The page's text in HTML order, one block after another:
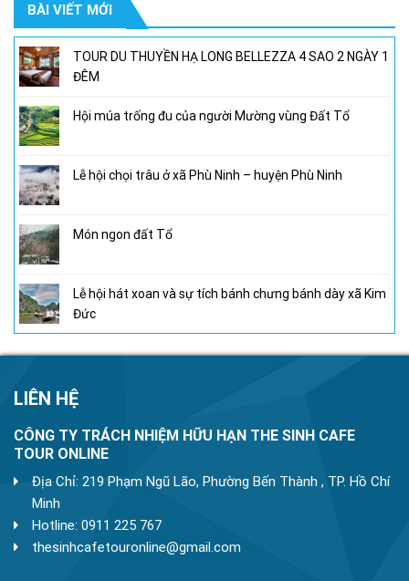
800,000₫.
BÀI VIẾT MỚI
TOUR DU THUYỀN HẠ LONG BELLEZZA 4 SAO 2 NGÀY 1
ĐÊM
Hội múa trống đu của người Mường vùng Đất Tổ
Lễ hội chọi trâu ở xã Phù Ninh – huyện Phù Ninh
Món ngon đất Tổ
Lễ hội hát xoan và sự tích bánh chưng bánh dày xã Kim
Đức
LIÊN HỆ
CÔNG TY TRÁCH NHIỆM HỮU HẠN THE SINH CAFE
TOUR ONLINE
Địa Chỉ: 219 Phạm Ngũ Lão, Phường Bến Thành , TP. Hồ Chí
Minh
Hotline: 0911 225 767
thesinhcafetouronline@gmail.com